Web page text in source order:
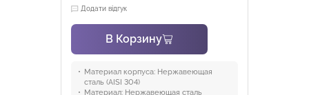
Додати відгук
В Корзину
Материал корпуса: Нержавеющая
сталь (AISI 304)
Материал: Нержавеющая сталь